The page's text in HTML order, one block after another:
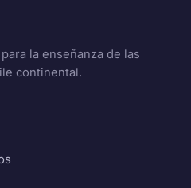
la enseñanza de las
continental.